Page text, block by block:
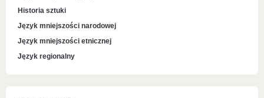
Historia sztuki
Język mniejszości narodowej
Język mniejszości etnicznej
Język regionalny